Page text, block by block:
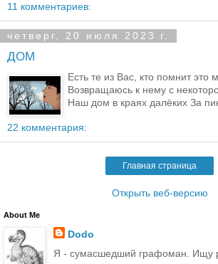
11 комментариев:
четверг, 20 июля 2023 г.
ДОМ
Есть те из Вас, кто помнит это
Возвращаюсь к нему с
Наш дом в краях далёких За
22 комментария:
Главная страница
Открыть веб-версию
About Me
Dodo
Я - сумасшедший графоман. Ищу